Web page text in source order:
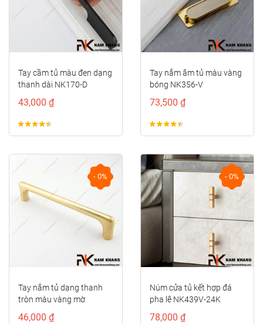
Tay cầm tủ màu đen dạng
thanh dài NK170-D
43,000 ₫
- 0%
Tay nắm tủ dạng thanh
tròn màu vàng mờ
NK211-VM
46,000 ₫
Tay nắm âm tủ màu vàng
bóng NK356-V
73,500 ₫
- 0%
Núm cửa tủ kết hợp đá
pha lê NK439V-24K
78,000 ₫